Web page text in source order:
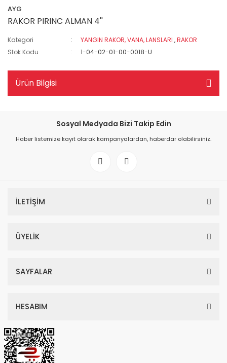
AYG
RAKOR PIRINC ALMAN 4''
Kategori YANGIN RAKOR, VANA, LANSLARI ,RAKOR
Stok Kodu
1-04-02-01-00-0018-U
Ürün Bilgisi
Sosyal Medyada Bizi Takip Edin
Haber listemize kayıt olarak kampanyalardan, haberdar olabilirsiniz.
İLETİŞİM
ÜYELİK
SAYFALAR
HESABIM